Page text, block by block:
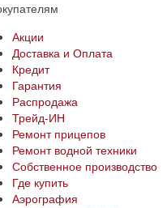
Акции
Доставка и Оплата
Кредит
Гарантия
Распродажа
Трейд-ИН
Ремонт прицепов
Ремонт водной техники
Собственное производство
Где купить
Аэрография